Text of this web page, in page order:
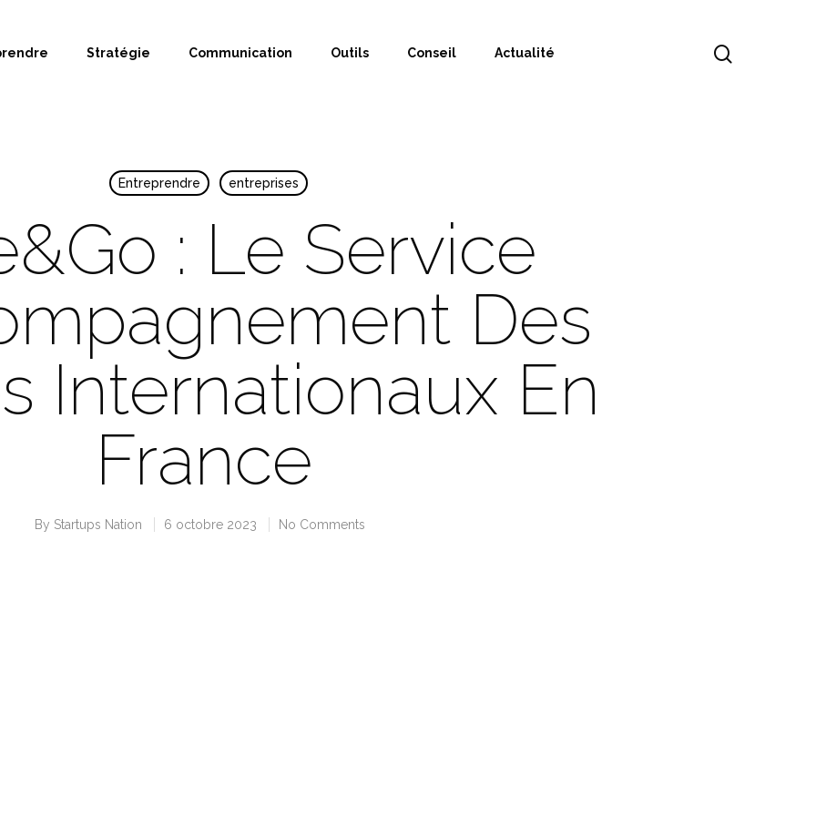
Stratégie Communication Outils Conseil Actualité
Entreprendre entreprises
: Le Service
Des
Internationaux En
France
By Startups Nation 6 octobre 2023 No Comments